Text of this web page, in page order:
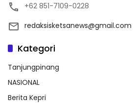
+62 851-7109-0228
redaksisketsanews@gmail.com
Kategori
Tanjungpinang
NASIONAL
Berita Kepri